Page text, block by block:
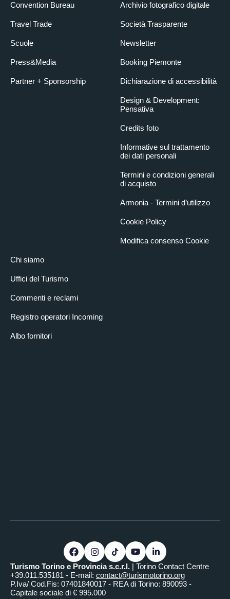
Convention Bureau
Travel Trade
Scuole
Press&Media
Partner + Sponsorship
Chi siamo
Uffici del Turismo
Commenti e reclami
Registro operatori Incoming
Albo fornitori
Archivio fotografico digitale
Società Trasparente
Newsletter
Booking Piemonte
Dichiarazione di accessibilità
Design & Development:
Pensativa
Credits foto
Informative sul trattamento
dei dati personali
Termini e condizioni generali
di acquisto
Armonia - Termini d’utilizzo
Cookie Policy
Modifica consenso Cookie
Turismo Torino e Provincia s.c.r.l. | Torino Contact Centre
+39.011.535181 - E-mail: contact@turismotorino.org
P.Iva/ Cod.Fis: 07401840017 - REA di Torino: 890093 -
Capitale sociale di € 995.000